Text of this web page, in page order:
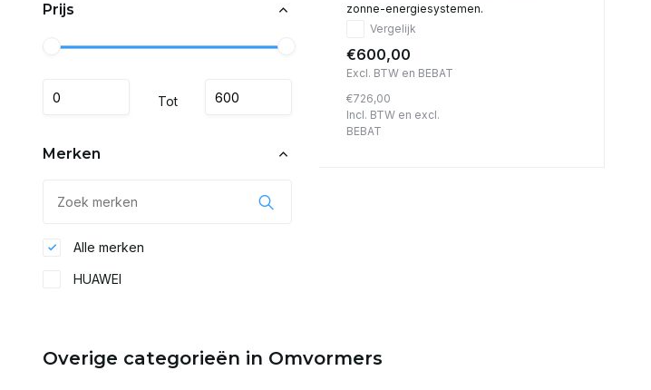
Prijs
Tot
Merken
Alle merken
HUAWEI
zonne-energiesystemen.
Vergelijk
€600,00
Excl. BTW en BEBAT
€726,00
Incl. BTW en excl.
BEBAT
Overige categorieën in Omvormers